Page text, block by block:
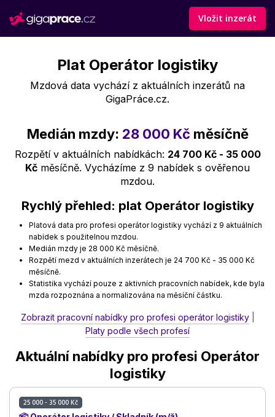
Vložit inzerát
Plat Operátor logistiky
Mzdová data vychází z aktuálních inzerátů na
GigaPráce.cz.
Medián mzdy: 28 000 Kč měsíčně
Rozpětí v aktuálních nabídkách: 24 700 Kč - 35 000
Kč měsíčně. Vycházíme z 9 nabídek s ověřenou
mzdou.
Rychlý přehled: plat Operátor logistiky
Platová data pro profesi operátor logistiky vychází z 9 aktuálních
nabídek s použitelnou mzdou.
Medián mzdy je 28 000 Kč měsíčně.
Rozpětí mezd v aktuálních inzerátech je 24 700 Kč - 35 000 Kč
měsíčně.
Statistika vychází pouze z aktivních pracovních nabídek, kde byla
mzda rozpoznána a normalizována na měsíční částku.
Zobrazit pracovní nabídky pro profesi operátor logistiky
Platy podle všech profesí
Aktuální nabídky pro profesi Operátor
logistiky
25 000 - 35 000 Kč